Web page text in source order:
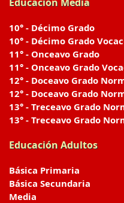
10° - Décimo Grado
10° - Décimo Grado
11° - Onceavo Grado
11° - Onceavo Grado
12° - Doceavo Grado
12° - Doceavo Grado
13° - Treceavo Grado
13° - Treceavo Grado
Educación Adultos
Básica Primaria
Básica Secundaria
Media